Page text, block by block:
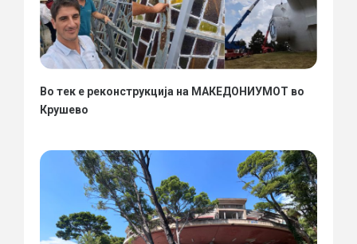
Во тек е реконструкција на МАКЕДОНИУМОТ во
Крушево